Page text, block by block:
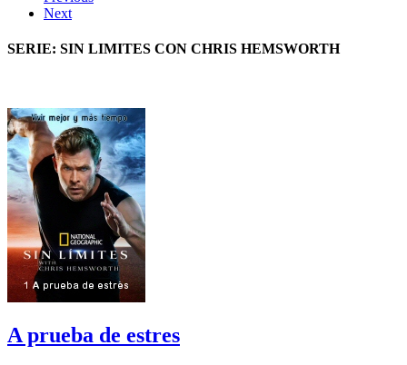
Next
SERIE: SIN LIMITES CON CHRIS HEMSWORTH
A prueba de estres